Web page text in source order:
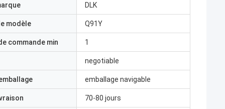
DLK
modèle Q91Y
commande min 1
negotiable
emballage navigable
70-80 jours